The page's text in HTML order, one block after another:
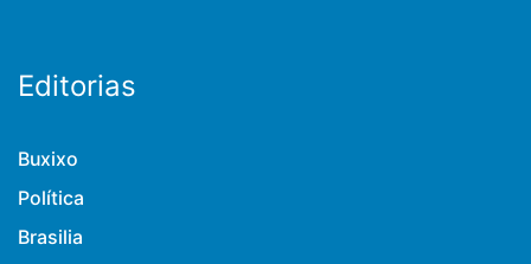
Editorias
Buxixo
Política
Brasilia